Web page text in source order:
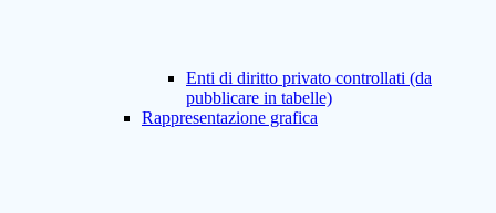
Enti di diritto privato controllati (da
pubblicare in tabelle)
Rappresentazione grafica